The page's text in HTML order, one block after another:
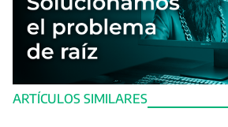
ARTÍCULOS SIMILARES